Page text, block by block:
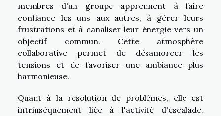
membres d'un groupe apprennent à faire
confiance les uns aux autres, à gérer leurs
frustrations et à canaliser leur énergie vers un
objectif commun. Cette atmosphère
collaborative permet de désamorcer les
tensions et de favoriser une ambiance plus
harmonieuse.
Quant à la résolution de problèmes, elle est
intrinsèquement liée à l'activité d'escalade.